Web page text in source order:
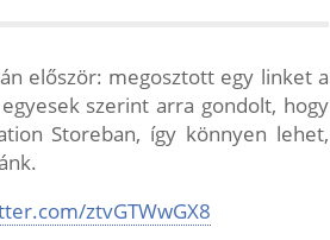
először: megosztott egy linket a
szerint arra gondolt, hogy
Storeban, így könnyen lehet,
ztvGTWwGX8